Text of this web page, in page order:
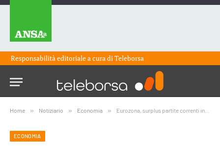
Responsabilità editoriale a cura diTeleborsa
Home » Notiziario » Economia » Eurozona, surplus partite correnti in calo a 35 miliardi
ECONOMIA